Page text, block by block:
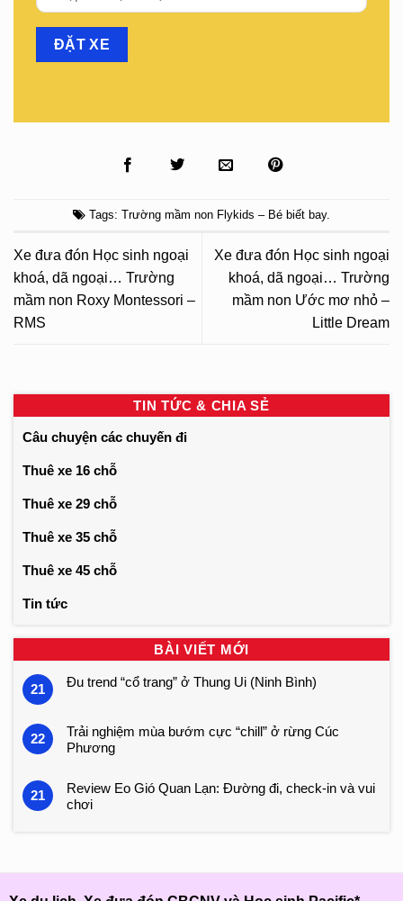
Tags: Trường mầm non Flykids – Bé biết bay.
Xe đưa đón Học sinh ngoại
khoá, dã ngoại… Trường
mầm non Roxy Montessori –
RMS
Xe đưa đón Học sinh ngoại
khoá, dã ngoại… Trường
mầm non Ước mơ nhỏ –
Little Dream
TIN TỨC & CHIA SẺ
Câu chuyện các chuyến đi
Thuê xe 16 chỗ
Thuê xe 29 chỗ
Thuê xe 35 chỗ
Thuê xe 45 chỗ
Tin tức
BÀI VIẾT MỚI
21 Đu trend “cổ trang” ở Thung Ui (Ninh Bình)
22
Trải nghiệm mùa bướm cực “chill” ở rừng Cúc
Phương
21
Review Eo Gió Quan Lạn: Đường đi, check-in và vui
chơi